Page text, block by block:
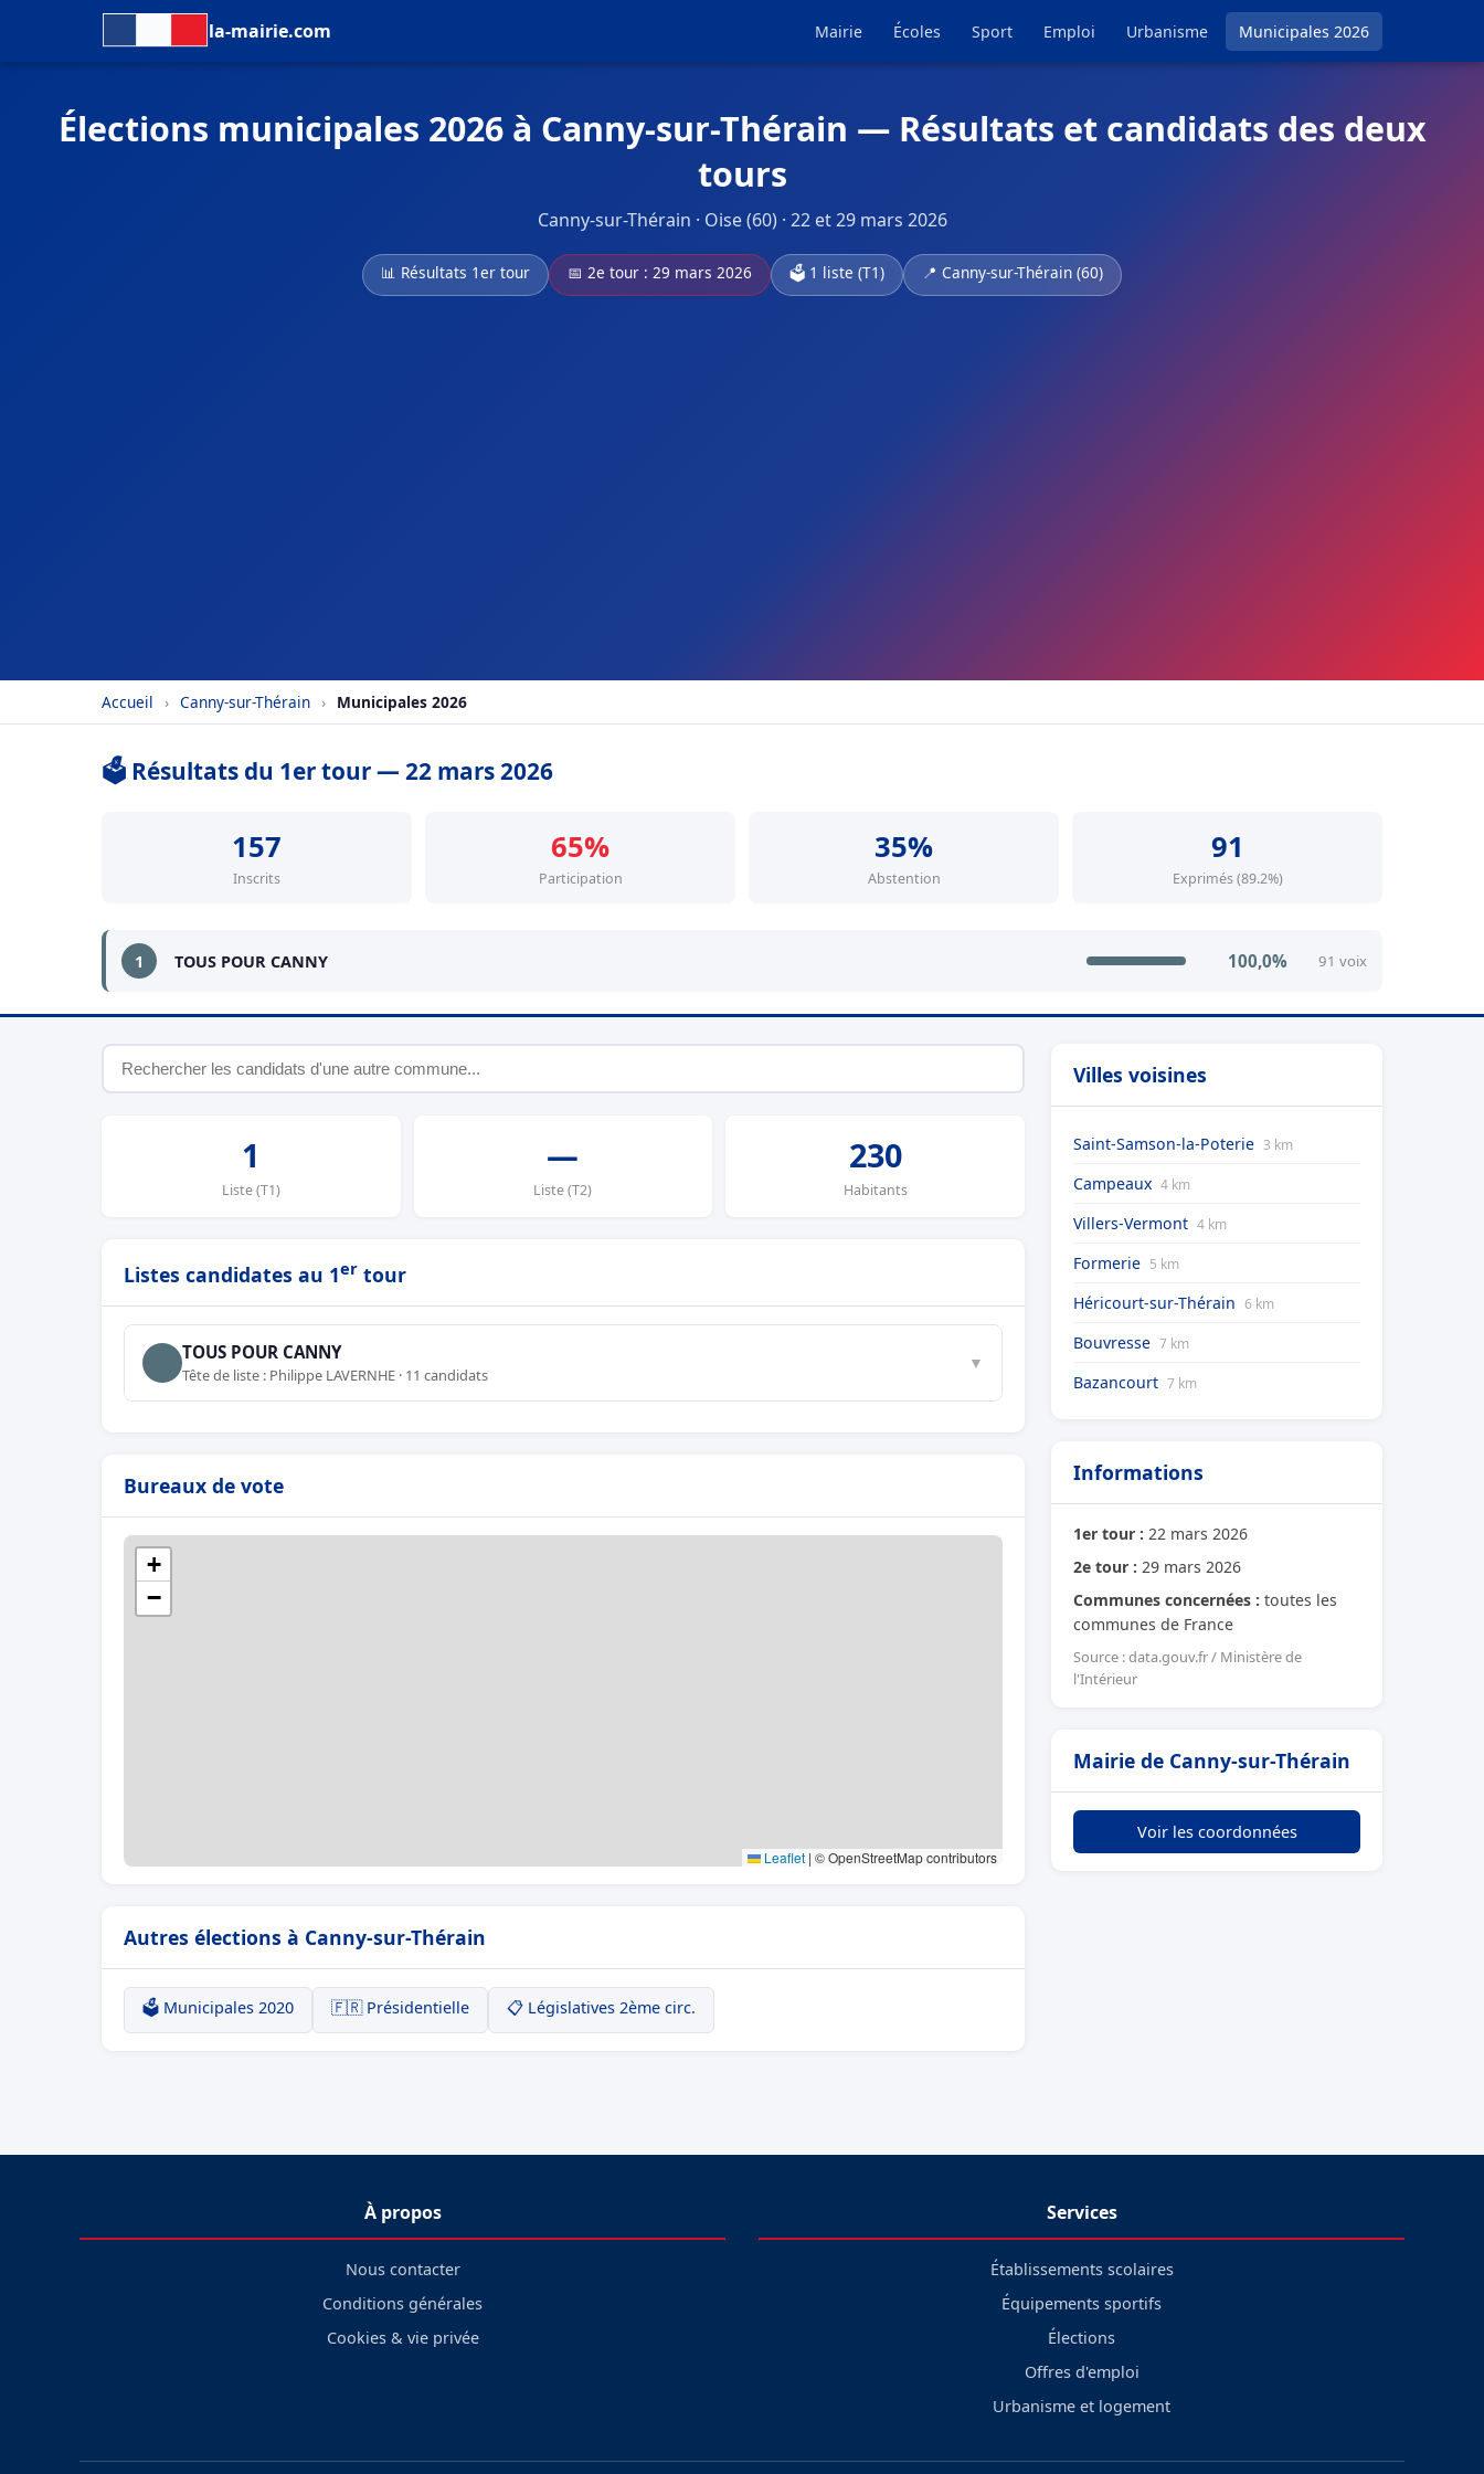
la-mairie.com Mairie Écoles Sport Emploi Urbanisme Municipales 2026
Élections municipales 2026 à Canny-sur-Thérain — Résultats et candidats des deux
tours
Canny-sur-Thérain · Oise (60) · 22 et 29 mars 2026
📊 Résultats 1er tour 📅 2e tour : 29 mars 2026 🗳️ 1 liste (T1) 📍 Canny-sur-Thérain (60)
Accueil › Canny-sur-Thérain › Municipales 2026
🗳️ Résultats du 1er tour — 22 mars 2026
157
Inscrits
65%
Participation
35%
Abstention
91
Exprimés (89.2%)
1 TOUS POUR CANNY 100,0% 91 voix
1
Liste (T1)
—
Liste (T2)
230
Habitants
Listes candidates au 1er tour
TOUS POUR CANNY
Tête de liste : Philippe LAVERNHE · 11 candidats
▼
Bureaux de vote
+
−
Leaflet | © OpenStreetMap contributors
Autres élections à Canny-sur-Thérain
🗳️ Municipales 2020 🇫🇷 Présidentielle 📋 Législatives 2ème circ.
Villes voisines
Saint-Samson-la-Poterie 3 km
Campeaux 4 km
Villers-Vermont 4 km
Formerie 5 km
Héricourt-sur-Thérain 6 km
Bouvresse 7 km
Bazancourt 7 km
Informations
1er tour : 22 mars 2026
2e tour : 29 mars 2026
Communes concernées : toutes les
communes de France
Source : data.gouv.fr / Ministère de
l'Intérieur
Mairie de Canny-sur-Thérain
Voir les coordonnées
À propos
Nous contacter
Conditions générales
Cookies & vie privée
Services
Établissements scolaires
Équipements sportifs
Élections
Offres d'emploi
Urbanisme et logement